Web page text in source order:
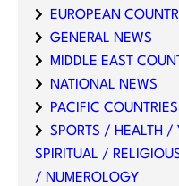
EUROPEAN
GENERAL NEWS
MIDDLE EAST
NATIONAL NEWS
PACIFIC COUNTRIES
SPORTS / HEALTH
SPIRITUAL /
/ NUMEROLOGY